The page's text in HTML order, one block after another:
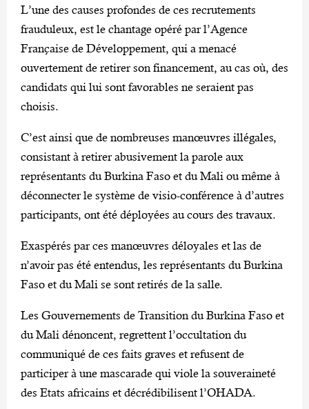
L’une des causes profondes de ces recrutements
frauduleux, est le chantage opéré par l’Agence
Française de Développement, qui a menacé
ouvertement de retirer son financement, au cas où, des
candidats qui lui sont favorables ne seraient pas
choisis.
C’est ainsi que de nombreuses manœuvres illégales,
consistant à retirer abusivement la parole aux
représentants du Burkina Faso et du Mali ou même à
déconnecter le système de visio-conférence à d’autres
participants, ont été déployées au cours des travaux.
Exaspérés par ces manœuvres déloyales et las de
n’avoir pas été entendus, les représentants du Burkina
Faso et du Mali se sont retirés de la salle.
Les Gouvernements de Transition du Burkina Faso et
du Mali dénoncent, regrettent l’occultation du
communiqué de ces faits graves et refusent de
participer à une mascarade qui viole la souveraineté
des Etats africains et décrédibilisent l’OHADA.